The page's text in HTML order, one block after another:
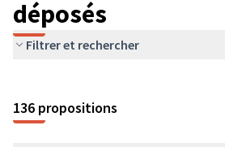
déposés
Filtrer et rechercher
136 propositions